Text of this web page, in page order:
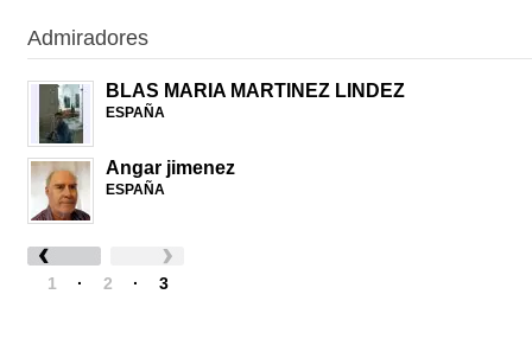
Admiradores
BLAS MARIA MARTINEZ LINDEZ
ESPAÑA
Angar jimenez
ESPAÑA
1 · 2 · 3